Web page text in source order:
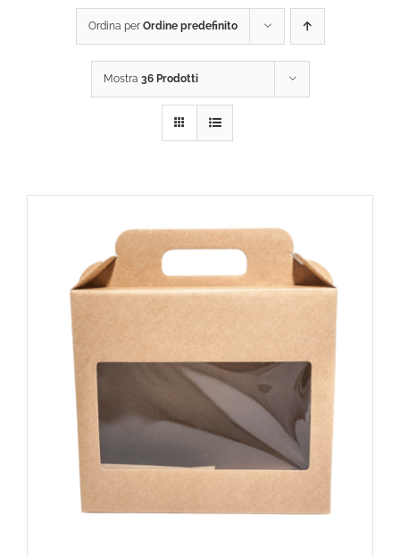
DONA ORA
Ordina per Ordine predefinito
Mostra 36 Prodotti